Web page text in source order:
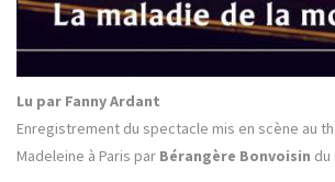
Lu par Fanny Ardant
Enregistrement du spectacle mis en scène au
Madeleine à Paris par Bérangère Bonvoisin du